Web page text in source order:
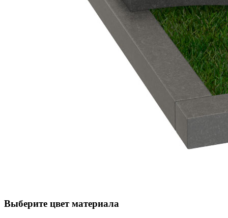
Выберите цвет материала